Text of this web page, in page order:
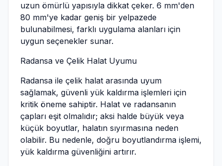
uzun ömürlü yapısıyla dikkat çeker. 6 mm'den
80 mm'ye kadar geniş bir yelpazede
bulunabilmesi, farklı uygulama alanları için
uygun seçenekler sunar.
Radansa ve Çelik Halat Uyumu
Radansa ile çelik halat arasında uyum
sağlamak, güvenli yük kaldırma işlemleri için
kritik öneme sahiptir. Halat ve radansanın
çapları eşit olmalıdır; aksi halde büyük veya
küçük boyutlar, halatın sıyırmasına neden
olabilir. Bu nedenle, doğru boyutlandırma işlemi,
yük kaldırma güvenliğini artırır.